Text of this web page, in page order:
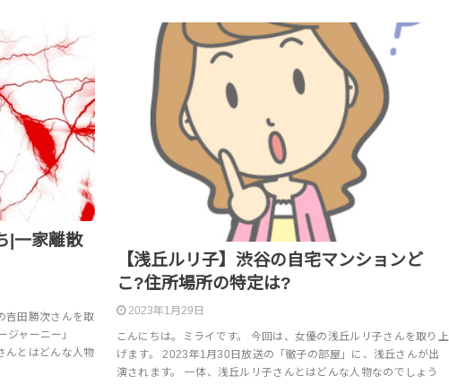
|一家離散
吉田勝次さんを取
ャーニー」
んとはどんな人物
【浅丘ルリ子】渋谷の自宅マンションど
こ?住所場所の特定は?
2023年1月29日
こんにちは。ミライです。 今回は、女優の浅丘ルリ子さんを取り上
げます。 2023年1月30日放送の「徹子の部屋」に、浅丘さんが出
演されます。 一体、浅丘ルリ子さんとはどんな人物なのでしょう